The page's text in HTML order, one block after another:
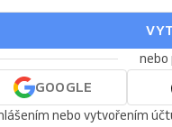
nebo
GOOGLE
nebo vytvořením